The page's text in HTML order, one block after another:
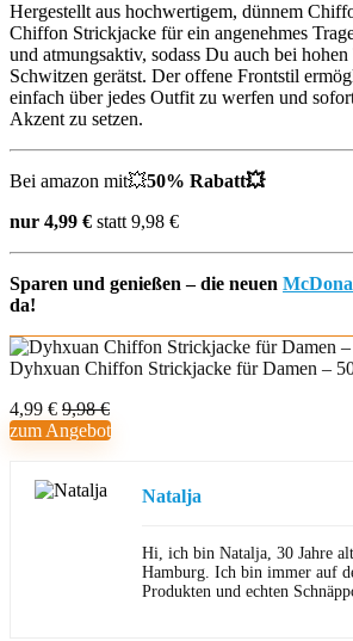
Hergestellt aus hochwertigem, dünnem
Chiffon Strickjacke für ein angenehmes
und atmungsaktiv, sodass Du auch bei
Schwitzen gerätst. Der offene Frontstil
einfach über jedes Outfit zu werfen und
Akzent zu setzen.
Bei amazon mit💥50% Rabatt💥
nur 4,99 € statt 9,98 €
Sparen und genießen – die neuen
da!
Dyhxuan Chiffon Strickjacke für Damen –
4,99 € 9,98 €
zum Angebot
Natalja
Hi, ich bin Natalja, 30 Jahre
Hamburg. Ich bin immer auf
Produkten und echten